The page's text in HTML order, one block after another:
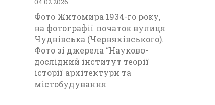
Фото Житомира 1934-го року,
на фотографії початок вулиця
Чуднівська (Черняхівського).
Фото зі джерела “Науково-
дослідний інститут теорії
історії архітектури та
містобудування